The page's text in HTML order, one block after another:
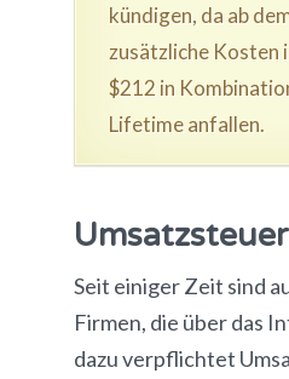
kündigen, da ab
zusätzliche Kosten
$212 in
Lifetime anfallen.
Umsatzsteuer
Seit einiger Zeit sind
Firmen, die über das
dazu verpflichtet